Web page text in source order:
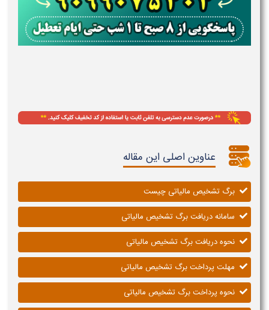
عناوین اصلی این مقاله
برگ تشخیص مالیاتی چیست
سامانه دریافت برگ تشخیص مالیاتی
نحوه دریافت برگ تشخیص مالیاتی
مهلت پرداخت برگ تشخیص مالیاتی
نحوه پرداخت برگ تشخیص مالیاتی